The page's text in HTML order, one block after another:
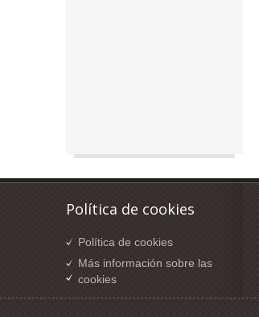
Política de cookies
Política de cookies
Más información sobre las
cookies